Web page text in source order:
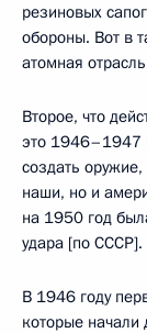
резиновых
обороны. Вот в
атомная
Второе, что
это 1946–1947
создать
наши, но и
на 1950 год
удара [по СССР].
В 1946 году
которые начали